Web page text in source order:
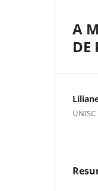
A
DE
UNISC